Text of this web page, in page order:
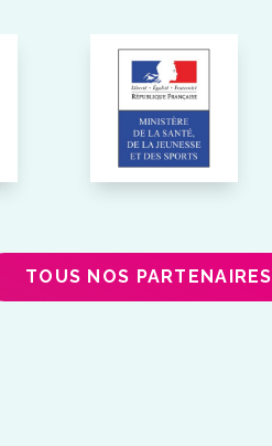
TOUS NOS PARTENAIRES